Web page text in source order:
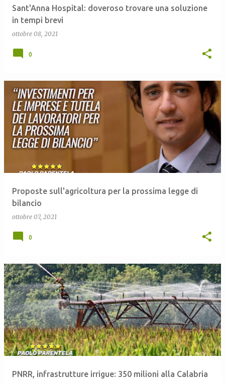
Sant'Anna Hospital: doveroso trovare una soluzione
in tempi brevi
ottobre 08, 2021
0
Proposte sull'agricoltura per la prossima legge di
bilancio
ottobre 07, 2021
0
PNRR, infrastrutture irrigue: 350 milioni alla Calabria